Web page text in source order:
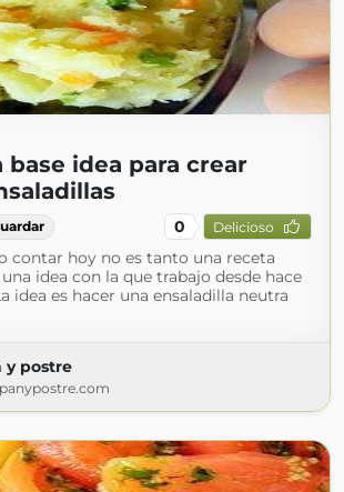
base idea para crear
0 Delicioso
contar hoy no es tanto una receta
idea con la que trabajo desde hace
idea es hacer una ensaladilla neutra
y postre